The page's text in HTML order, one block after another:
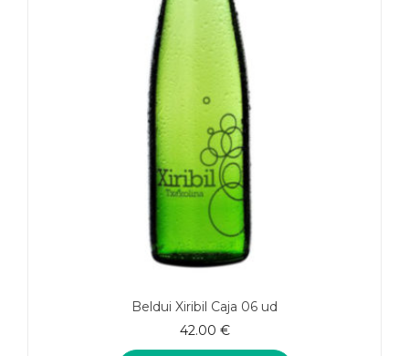
Beldui Xiribil Caja 06 ud
42.00 €